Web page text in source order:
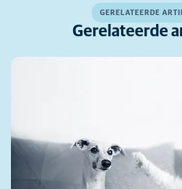
GERELATEERDE
Gerelateerde